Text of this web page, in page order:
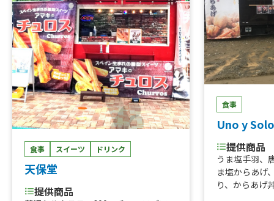
ドッグ、ジャンボ牛串焼き、ジャンボ牛
串ステーキ700、湘南しらなみ熟成豚の
串焼き、肉巻き串おにぎり、厚切り豚タ
ン串焼き、かき氷、星降るかき氷、マ
ンゴーミサイル、メロンソーダ、メロ
ンクリームソーダ、アルコールフリー
ビール、レモンスカッシュ、ノンアル
モヒート、アイスコーヒー、アイスカ
フェ・オ・レ、ホットコーヒー、ウィ
ンナーコーヒー、ホットカフェ・オ・
レ、ホットティー、ホットチョコ、コ
ロナビール
食事 スイーツ ドリンク
天保堂
提供商品
食事
Uno y Solo
提供商品
うま塩手羽、
ま塩からあげ
り、からあげ